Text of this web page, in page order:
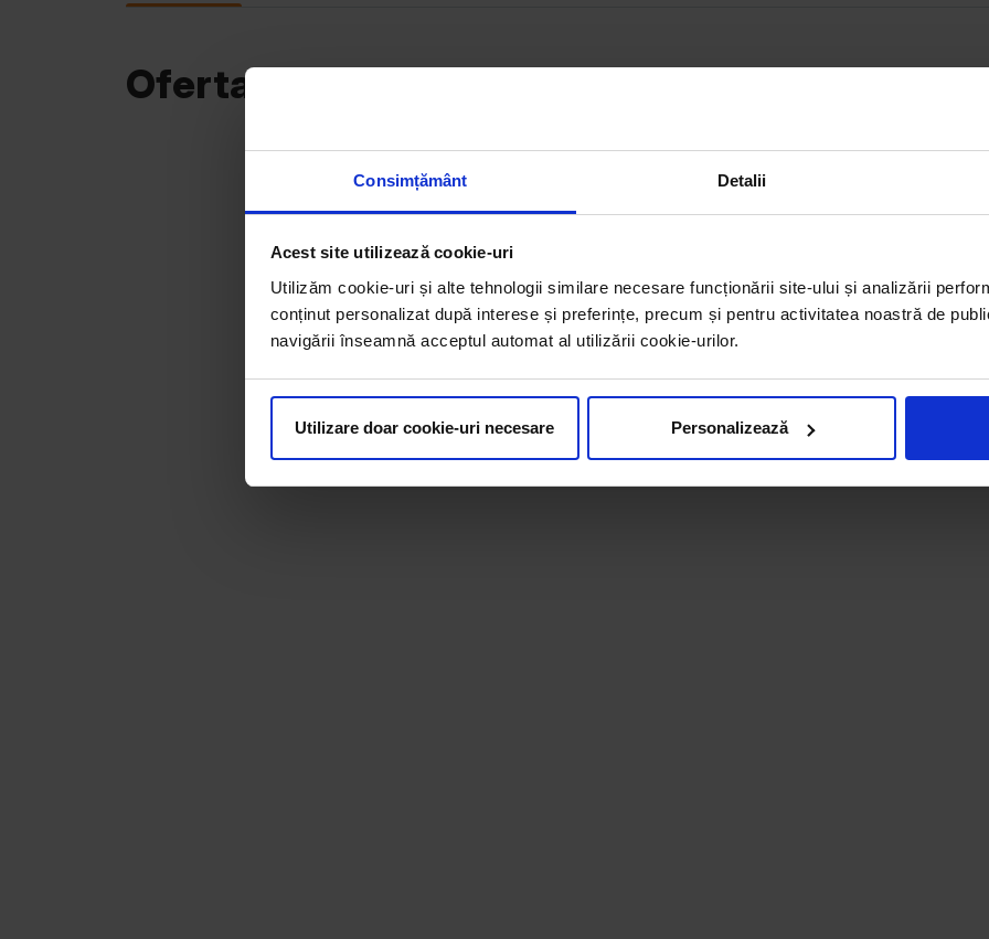
Consimțământ Detalii
Acest site utilizează cookie-uri
Utilizăm cookie-uri și alte tehnologii similare necesare funcționării site-ului și analizării
conținut personalizat după interese și preferințe, precum și pentru activitatea noastră de
navigării înseamnă acceptul automat al utilizării cookie-urilor.
Utilizare doar cookie-uri necesare Personalizează
Oferta curentă